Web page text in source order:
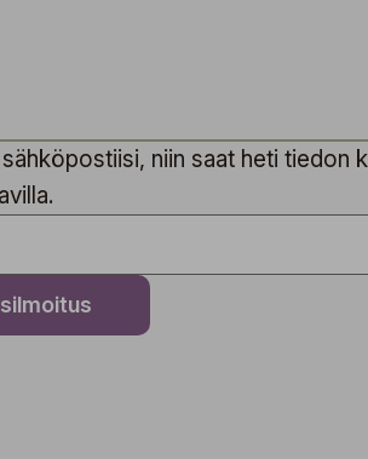
niin saat heti tiedon